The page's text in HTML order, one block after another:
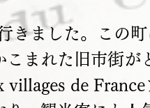
きました。この町
まれた旧市街が
villages de France